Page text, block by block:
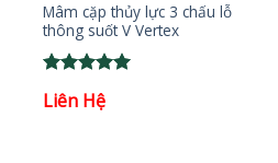
Mâm cặp thủy lực 3 chấu lỗ
thông suốt V Vertex
out of 5
Liên Hệ